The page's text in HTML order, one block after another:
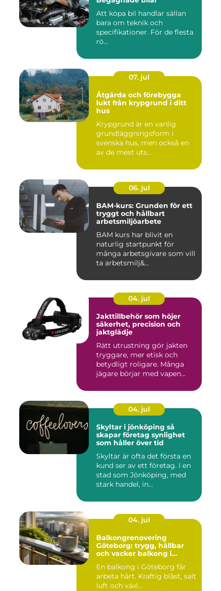
Att köpa bil handlar sällan
bara om teknik och
specifikationer. För de flesta
rö...
07. jul
Åtgärda och förebygga
lukt från krypgrund i ditt
hus
Krypgrund är en vanlig
grundläggningsform i
svenska hus, men också en
av de mest uts...
06. jul
BAM-kurs: Grunden för ett
tryggt och hållbart
arbetsmiljöarbete
BAM kurs har blivit en
naturlig startpunkt för
många arbetsgivare som vill
ta arbetsmilj&...
04. jul
Jakttillbehör som höjer
säkerhet, precision och
jaktglädje
Rätt utrustning gör jakten
tryggare, mer etisk och
betydligt roligare. Många
jägare börjar med vapen...
04. jul
Skyltar i jönköping så
skapar företag synlighet
som håller över tid
Skyltar är ofta det första en
kund ser av ett företag. I en
stad som Jönköping, med
stark handel, in...
04. jul
Balkongrenovering
Göteborg: trygg, hållbar
och vacker balkong i
En balkong i Göteborg får
arbeta hårt. Kraftig blåst, salt
luft och växl...